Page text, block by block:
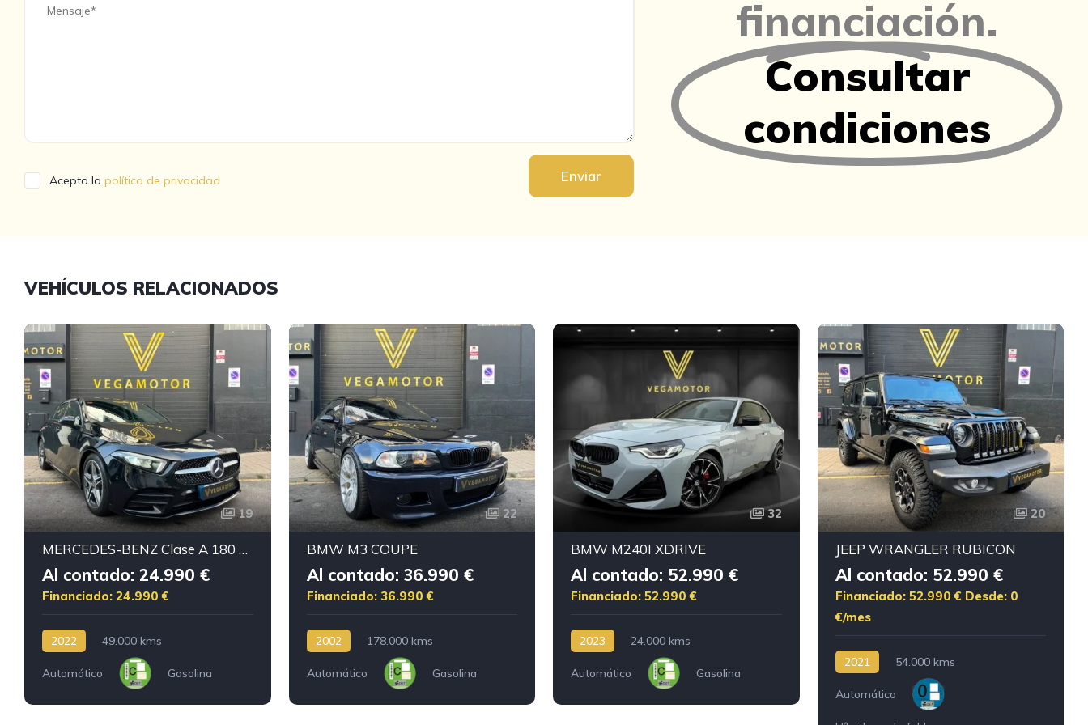
Acepto la política de privacidad Enviar
financiación.
Consultar
condiciones
VEHÍCULOS RELACIONADOS
19
MERCEDES-BENZ Clase A 180 AMG
Al contado: 24.990 €
Financiado: 24.990 €
2022 49.000 kms
Automático Gasolina
22
BMW M3 COUPE
Al contado: 36.990 €
Financiado: 36.990 €
2002 178.000 kms
Automático Gasolina
32
BMW M240I XDRIVE
Al contado: 52.990 €
Financiado: 52.990 €
2023 24.000 kms
Automático Gasolina
20
JEEP WRANGLER RUBICON
Al contado: 52.990 €
Financiado: 52.990 € Desde: 0
€/mes
2021 54.000 kms
Automático